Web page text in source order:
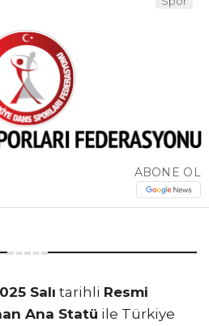
ABONE OL
Salı tarihli Resmi
Ana Statü ile Türkiye